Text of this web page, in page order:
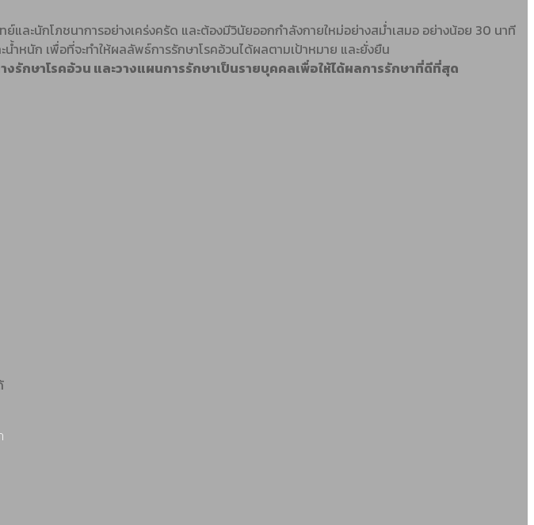
ะนักโภชนาการอย่างเคร่งครัด และต้องมีวินัยออกกำลังกายใหม่อย่างสม่ำเสมอ อย่างน้อย 30 นาที
นัก เพื่อที่จะทำให้ผลลัพธ์การรักษาโรคอ้วนได้ผลตามเป้าหมาย และยั่งยืน
กษาโรคอ้วน และวางแผนการรักษาเป็นรายบุคคลเพื่อให้ได้ผลการรักษาที่ดีที่สุด